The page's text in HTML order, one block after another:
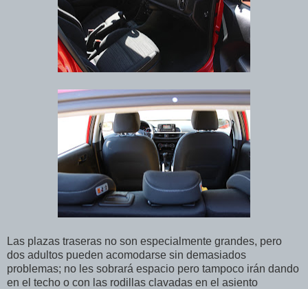
Las plazas traseras no son especialmente grandes, pero
dos adultos pueden acomodarse sin demasiados
problemas; no les sobrará espacio pero tampoco irán dando
en el techo o con las rodillas clavadas en el asiento